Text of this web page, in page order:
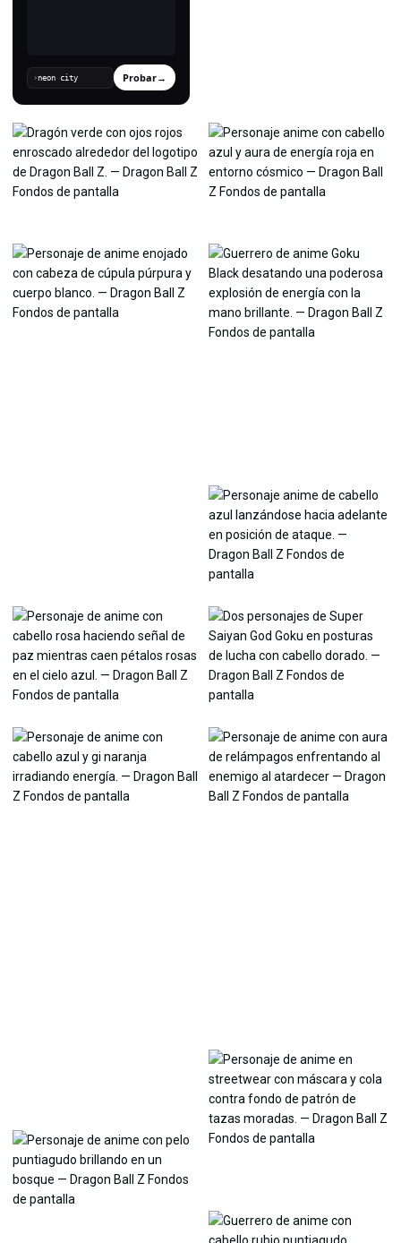
› Probar →